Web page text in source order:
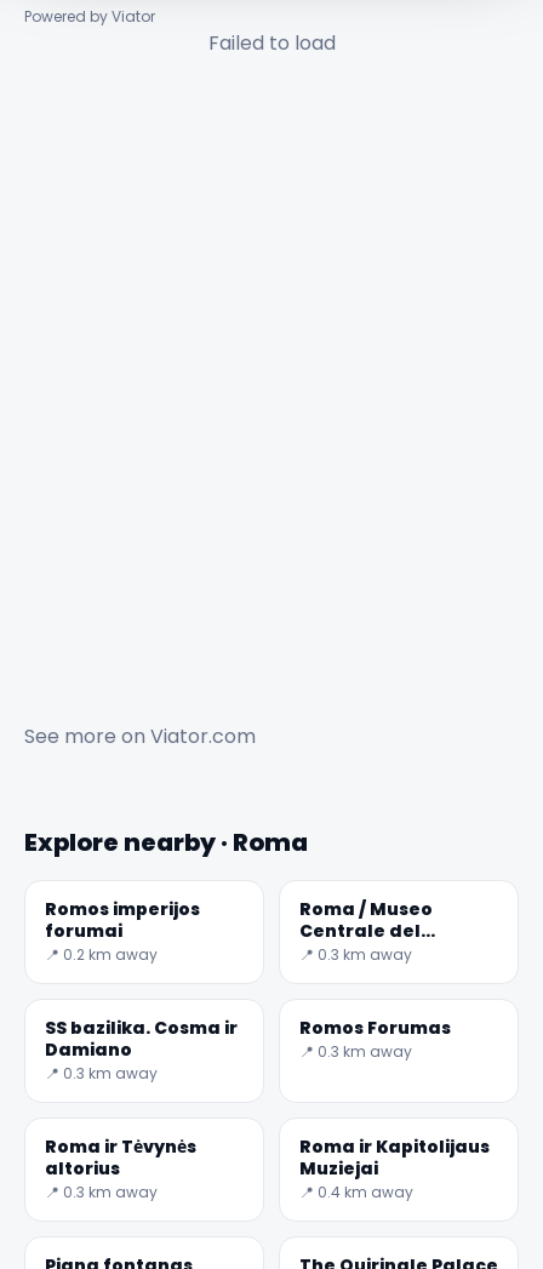
Powered by Viator
Failed to load
See more on Viator.com
Explore nearby · Roma
Romos imperijos
forumai
📍 0.2 km away
Roma / Museo
Centrale del
Risorgimento
📍 0.3 km away
SS bazilika. Cosma ir
Damiano
📍 0.3 km away
Romos Forumas
📍 0.3 km away
Roma ir Tėvynės
altorius
📍 0.3 km away
Roma ir Kapitolijaus
Muziejai
📍 0.4 km away